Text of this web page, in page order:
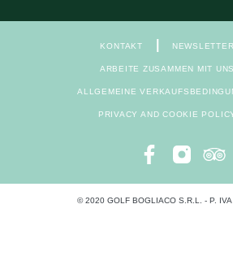
KONTAKT NEWSLETTER
ARBEITE ZUSAMMEN MIT UNS
ALLGEMEINE
PRIVACY AND COOKIE
© 2020 GOLF BOGLIACO S.R.L. - P.